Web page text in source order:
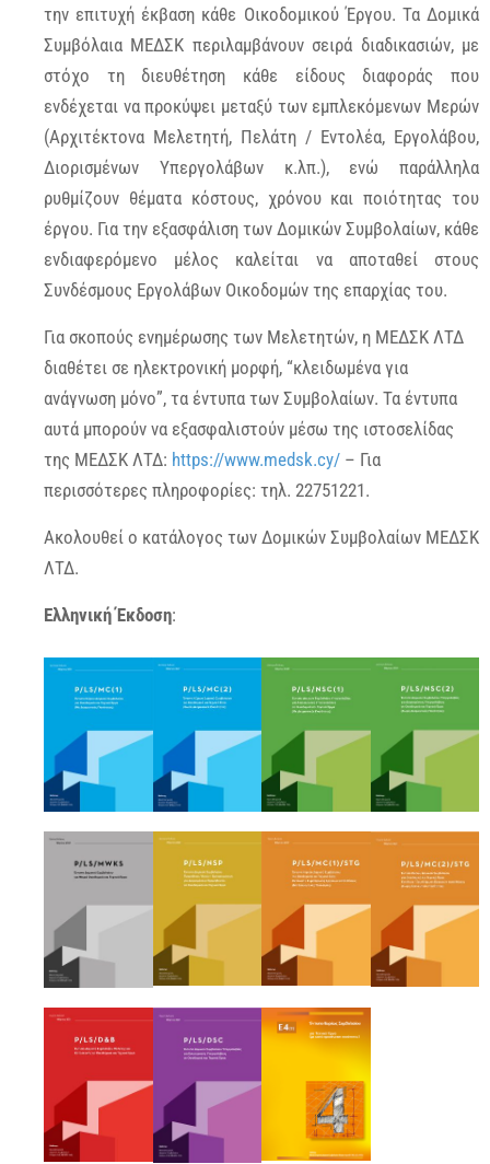
την επιτυχή έκβαση κάθε Οικοδομικού Έργου. Τα Δομικά
Συμβόλαια ΜΕΔΣΚ περιλαμβάνουν σειρά διαδικασιών, με
στόχο τη διευθέτηση κάθε είδους διαφοράς που
ενδέχεται να προκύψει μεταξύ των εμπλεκόμενων Μερών
(Αρχιτέκτονα Μελετητή, Πελάτη / Εντολέα, Εργολάβου,
Διορισμένων Υπεργολάβων κ.λπ.), ενώ παράλληλα
ρυθμίζουν θέματα κόστους, χρόνου και ποιότητας του
έργου. Για την εξασφάλιση των Δομικών Συμβολαίων, κάθε
ενδιαφερόμενο μέλος καλείται να αποταθεί στους
Συνδέσμους Εργολάβων Οικοδομών της επαρχίας του.
Για σκοπούς ενημέρωσης των Μελετητών, η ΜΕΔΣΚ ΛΤΔ
διαθέτει σε ηλεκτρονική μορφή, “κλειδωμένα για
ανάγνωση μόνο”, τα έντυπα των Συμβολαίων. Τα έντυπα
αυτά μπορούν να εξασφαλιστούν μέσω της ιστοσελίδας
της ΜΕΔΣΚ ΛΤΔ: https://www.medsk.cy/ – Για
περισσότερες πληροφορίες: τηλ. 22751221.
Ακολουθεί ο κατάλογος των Δομικών Συμβολαίων ΜΕΔΣΚ
ΛΤΔ.
Ελληνική Έκδοση: